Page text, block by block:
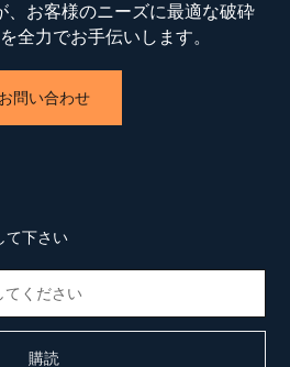
、お客様のニーズに最適な破砕
全力でお手伝いします。
お問い合わせ
て下さい